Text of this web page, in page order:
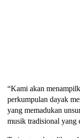
“Kami akan
perkumpulan dayak
yang memadukan
musik tradisional yang